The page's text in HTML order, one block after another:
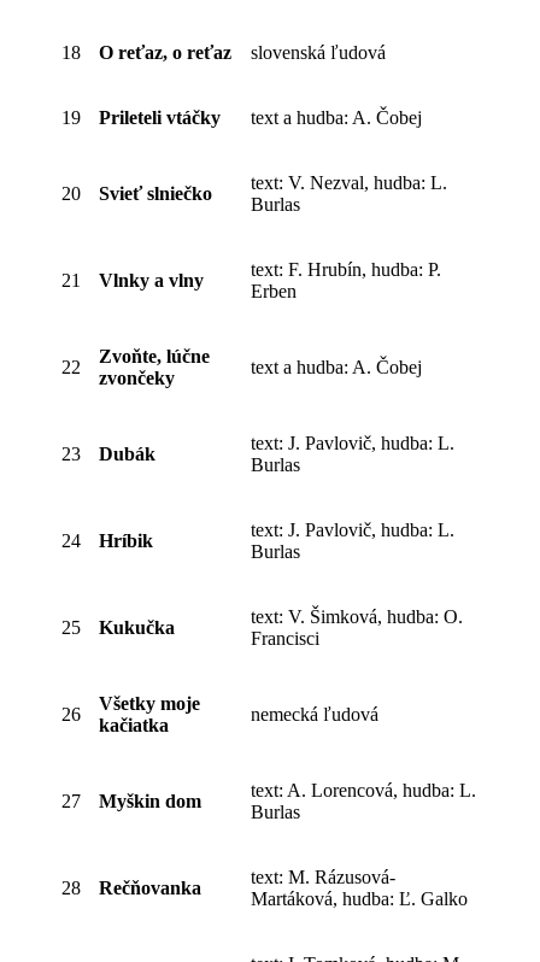
18 O reťaz, o reťaz slovenská ľudová
19 Prileteli vtáčky text a hudba: A. Čobej
20 Svieť slniečko
text: V. Nezval, hudba: L.
Burlas
21 Vlnky a vlny
text: F. Hrubín, hudba: P.
Erben
22
Zvoňte, lúčne
zvončeky
text a hudba: A. Čobej
23 Dubák
text: J. Pavlovič, hudba: L.
Burlas
24 Hríbik
text: J. Pavlovič, hudba: L.
Burlas
25 Kukučka
text: V. Šimková, hudba: O.
Francisci
26
Všetky moje
kačiatka
nemecká ľudová
27 Myškin dom
text: A. Lorencová, hudba: L.
Burlas
28 Rečňovanka
text: M. Rázusová-
Martáková, hudba: Ľ. Galko